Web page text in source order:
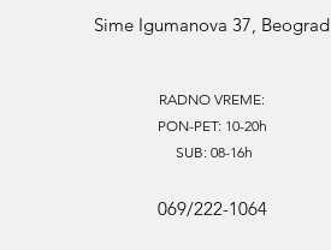
Sime Igumanova 37, Beograd
RADNO VREME:
PON-PET: 10-20h
SUB: 08-16h
069/222-1064